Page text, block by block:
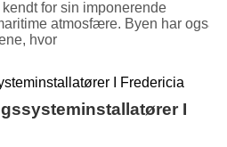
for sin imponerende
atmosfære. Byen har også
hvor
I